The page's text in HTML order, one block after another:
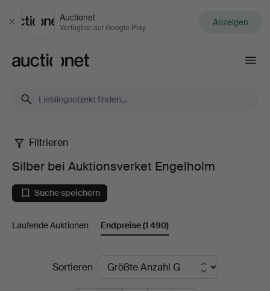
Schließen
Auctionet
Verfügbar auf Google Play Anzeigen
Silber
bei
Auktionsverket
Engelholm
Filtrieren
Silber bei Auktionsverket Engelholm
Suche speichern
Laufende Auktionen Endpreise(1 490)
EndpreiseSortieren